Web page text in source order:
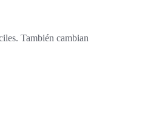
También cambian